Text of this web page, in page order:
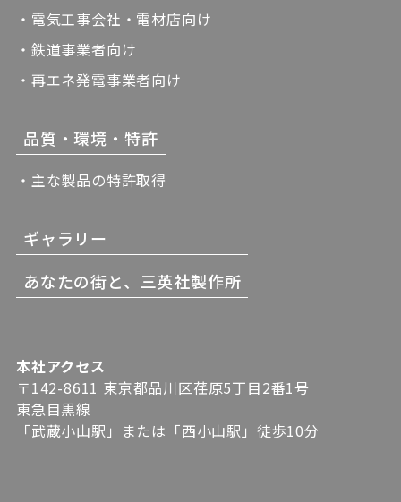
・電気工事会社・電材店向け
・鉄道事業者向け
・再エネ発電事業者向け
品質・環境・特許
・主な製品の特許取得
ギャラリー
あなたの街と、三英社製作所
本社アクセス
〒142-8611 東京都品川区荏原5丁目2番1号
東急目黒線
「武蔵小山駅」または「西小山駅」徒歩10分